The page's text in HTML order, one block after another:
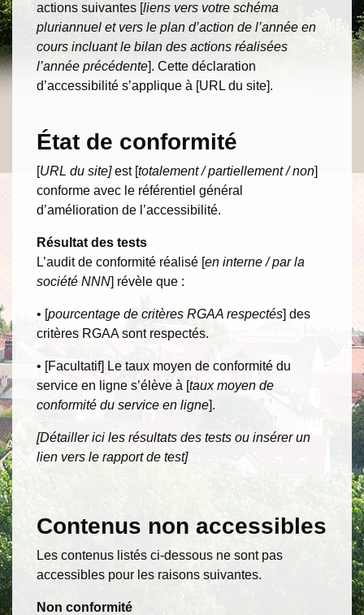
actions suivantes [liens vers votre schéma
pluriannuel et vers le plan d’action de l’année en
cours incluant le bilan des actions réalisées
l’année précédente]. Cette déclaration
d’accessibilité s’applique à [URL du site].
État de conformité
[URL du site]est [totalement / partiellement / non]
conforme avec le référentiel général
d’amélioration de l’accessibilité.
Résultat des tests
L’audit de conformité réalisé [en interne / par la
société NNN] révèle que :
• [pourcentage de critères RGAA respectés] des
critères RGAA sont respectés.
• [Facultatif] Le taux moyen de conformité du
service en ligne s’élève à [taux moyen de
conformité du service en ligne].
[Détailler ici les résultats des tests ou insérer un
lien vers le rapport de test]
Contenus non accessibles
Les contenus listés ci-dessous ne sont pas
accessibles pour les raisons suivantes.
Non conformité